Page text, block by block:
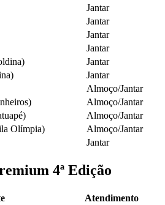
Jantar
Jantar
Jantar
Jantar
Jantar
Jantar
Almoço/Jantar
Almoço/Jantar
Almoço/Jantar
Olímpia)
Almoço/Jantar
Jantar
4ª Edição
Atendimento